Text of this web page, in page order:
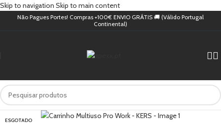
Skip to navigation Skip to main content
Não Pagues Portes! Compras +100€ ENVIO GRÁTIS 🚚 (Válido Portugal
Continental)
ESGOTADO